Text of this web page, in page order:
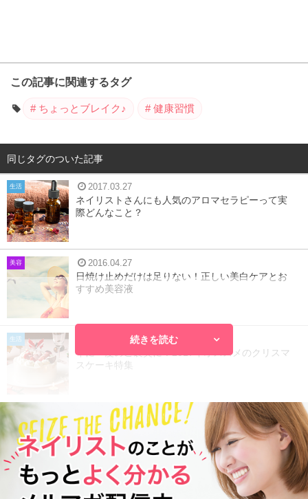
この記事に関連するタグ
ちょっとブレイク♪ 健康習慣
同じタグのついた記事
生活 2017.03.27
ネイリストさんにも人気のアロマセラピーって実
際どんなこと？
美容 2016.04.27
日焼け止めだけは足りない！正しい美白ケアとお
すすめ美容液
生活 2017.11.13
年に一度のご褒美に！2017年オススメのクリスマ
スケーキ特集
続きを読む